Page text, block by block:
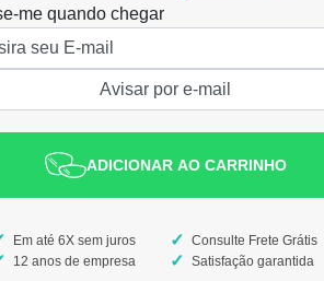
me quando chegar
ADICIONAR AO CARRINHO
Em até 6X sem juros
12 anos de empresa
Consulte Frete Grátis
Satisfação garantida